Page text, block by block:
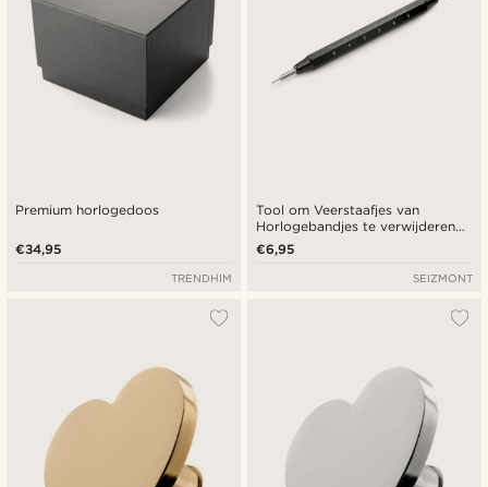
Premium horlogedoos
€34,95
TRENDHIM
Tool om Veerstaafjes van
Horlogebandjes te verwijderen
en in te passen
€6,95
SEIZMONT